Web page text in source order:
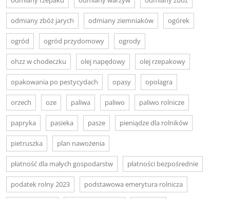
odmiany zbóż jarych odmiany ziemniaków ogórek
ogród ogród przydomowy ogrody
ohzz w chodeczku olej napędowy olej rzepakowy
opakowania po pestycydach opasy opolagra
orzech oze paliwa paliwo paliwo rolnicze
papryka pasieka pasze pieniądze dla rolników
pietruszka plan nawożenia
płatność dla małych gospodarstw płatności bezpośrednie
podatek rolny 2023 podstawowa emerytura rolnicza